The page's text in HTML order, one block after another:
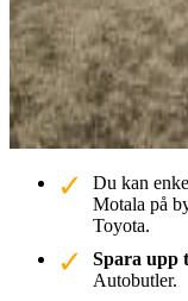
Du kan
Motala på
Toyota.
Spara upp
Autobutler.